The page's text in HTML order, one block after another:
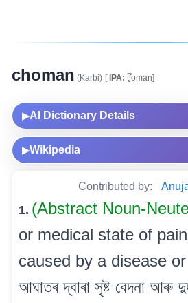
choman (Karbi) [IPA: t͡ʃoman]
▶AI Dictionary Details
▶Wikipedia
Contributed by:
1. (Abstract Noun-
or medical state of
caused by a disease or
আঘাতৰ দ্বাৰা সৃষ্ট বেদনা আৰু